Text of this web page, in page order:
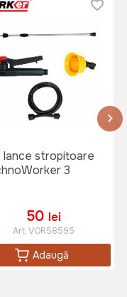
lance stropitoare
3
50 lei
Art:VOR58595
Adaugă